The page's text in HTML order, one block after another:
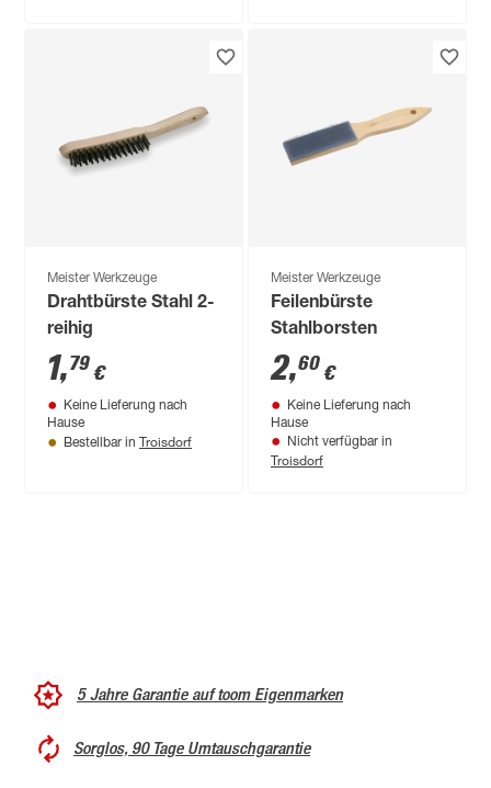
Meister Werkzeuge
Drahtbürste Stahl 2-
reihig
1,79 €
Keine Lieferung nach
Hause
Bestellbar in Troisdorf
Meister Werkzeuge
Feilenbürste
Stahlborsten
2,60 €
Keine Lieferung nach
Hause
Nicht verfügbar in
Troisdorf
5 Jahre Garantie auf toom Eigenmarken
Sorglos, 90 Tage Umtauschgarantie